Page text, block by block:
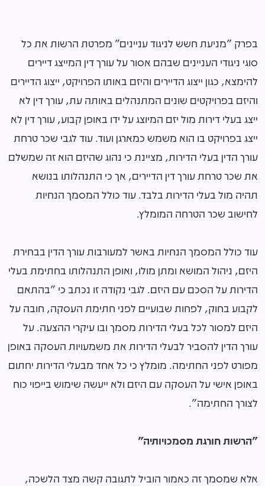
בפרק "מניעת חשש לניגוד עניינים" מפרטת הרשות את כל
סוגי ניגודי העניינים שבהם אסור על עורך דין המייצג דיירים
להימצא, כגון ייצוג הדיירים והיזם באותו הפרויקט, ייצוג הדיירים
והיזם בפרויקטים שונים המתנהלים באותה עת, עורך דין לא
ייצג בעלי דירות מול יזם המיוצג על ידו באופן קבוע, עורך דין לא
ייצג בפרויקט בו הוא משמש כמארגן ועוד. עוד לגבי שכר טרחת
עורך הדין בעלי הדירות, מציינת כי נהוג שהיזם הוא זה שמשלם
את שכר טרחת עורך דין הדיירים, אך כי התנהלותו בנושא
תהיה מול בעלי הדירות בלבד. עוד כולל המסמך הנחיות
לחישוב שכר הטרחה המומלץ.
עוד כולל המסמך הנחיות באשר למעורבות עורך הדין בבחירת
היזם, ניהול המושא ומתן מולו, ואופן התנהלותו בחתימת בעלי
הדירות על הסכם עם היזם. לגבי נקודה זו נכתב כי "בהתאם
לקבוע בחוק, לפחות שבועיים לפני חתימת העסקה, חובה על
היזם למסור לכל בעלי הדירות מסמך ובו עיקרי ההצעה. על
עורך הדין להסביר לבעלי הדירות את משמעויות העסקה באופן
מפורט לפני החתימה. מומלץ כי כל אחד מבעלי הדירות יחתום
באופן אישי על העסקה עם היזם ולא ייעשה שימוש בייפוי כוח
לצורך החתימה".
"הרשות חורגת מסמכויותיה"
אלא שמסמך זה כאמור הוביל לתגובה קשה מצד הלשכה,